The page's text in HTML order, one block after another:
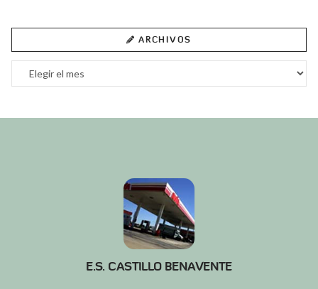
ARCHIVOS
Archivos
E.S. CASTILLO BENAVENTE